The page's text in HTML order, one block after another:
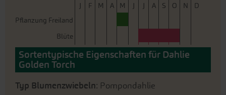
J F M A M J J A S O N
D
Pflanzung Freiland
Blüte
Sortentypische Eigenschaften für Dahlie
Golden Torch
Typ Blumenzwiebeln: Pompondahlie